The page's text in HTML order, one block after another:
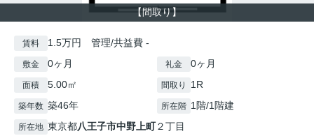
【間取り】
賃料 1.5万円 管理/共益費 -
敷金 0ヶ月 礼金 0ヶ月
面積 5.00㎡ 間取り 1R
築年数 築46年 所在階 1階/1階建
所在地 東京都八王子市中野上町２丁目